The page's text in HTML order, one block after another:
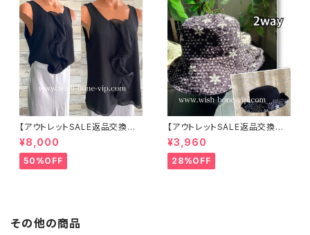
【アウトレットSALE返品交換不
可8/20まで】イタリア製 CASA
DEILUCA ITALY｜前フリル＆B
IGフリルトップス /ブラック
¥8,000
50%OFF
【アウトレットSALE返品交換不
可8/20まで】ワッフル立体フラワ
ー＆無地 2way リバーシブルハ
ット・ワイヤー入り変形ハット・フ
ラワー帽子【ブラック】
¥3,960
28%OFF
その他の商品